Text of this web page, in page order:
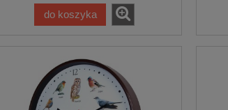
do koszyka